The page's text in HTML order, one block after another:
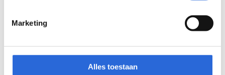
Marketing
Alles toestaan